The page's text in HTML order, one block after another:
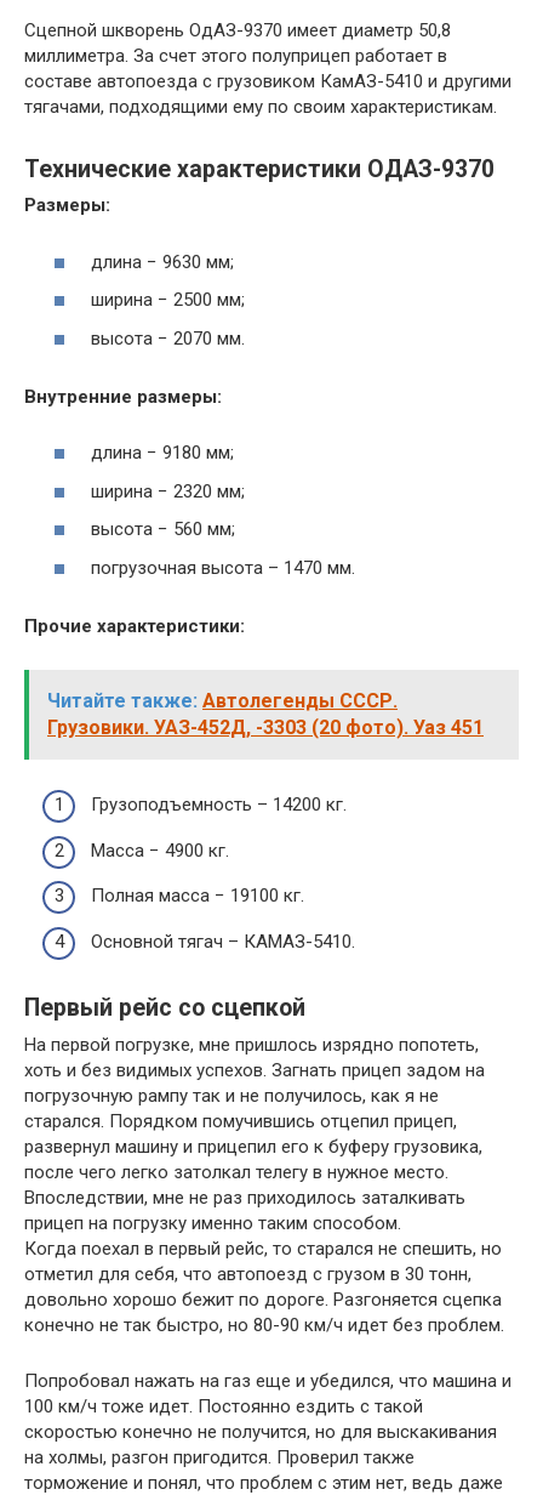
Сцепной шкворень ОдАЗ-9370 имеет диаметр 50,8
миллиметра. За счет этого полуприцеп работает в
составе автопоезда с грузовиком КамАЗ-5410 и другими
тягачами, подходящими ему по своим характеристикам.
Технические характеристики ОДАЗ-9370
Размеры:
длина − 9630 мм;
ширина − 2500 мм;
высота − 2070 мм.
Внутренние размеры:
длина − 9180 мм;
ширина − 2320 мм;
высота − 560 мм;
погрузочная высота – 1470 мм.
Прочие характеристики:
Читайте также: Автолегенды СССР.
Грузовики. УАЗ-452Д, -3303 (20 фото). Уаз 451
Грузоподъемность – 14200 кг.
Масса − 4900 кг.
Полная масса − 19100 кг.
Основной тягач – КАМАЗ-5410.
Первый рейс со сцепкой
На первой погрузке, мне пришлось изрядно попотеть,
хоть и без видимых успехов. Загнать прицеп задом на
погрузочную рампу так и не получилось, как я не
старался. Порядком помучившись отцепил прицеп,
развернул машину и прицепил его к буферу грузовика,
после чего легко затолкал телегу в нужное место.
Впоследствии, мне не раз приходилось заталкивать
прицеп на погрузку именно таким способом.
Когда поехал в первый рейс, то старался не спешить, но
отметил для себя, что автопоезд с грузом в 30 тонн,
довольно хорошо бежит по дороге. Разгоняется сцепка
конечно не так быстро, но 80-90 км/ч идет без проблем.
Попробовал нажать на газ еще и убедился, что машина и
100 км/ч тоже идет. Постоянно ездить с такой
скоростью конечно не получится, но для выскакивания
на холмы, разгон пригодится. Проверил также
торможение и понял, что проблем с этим нет, ведь даже